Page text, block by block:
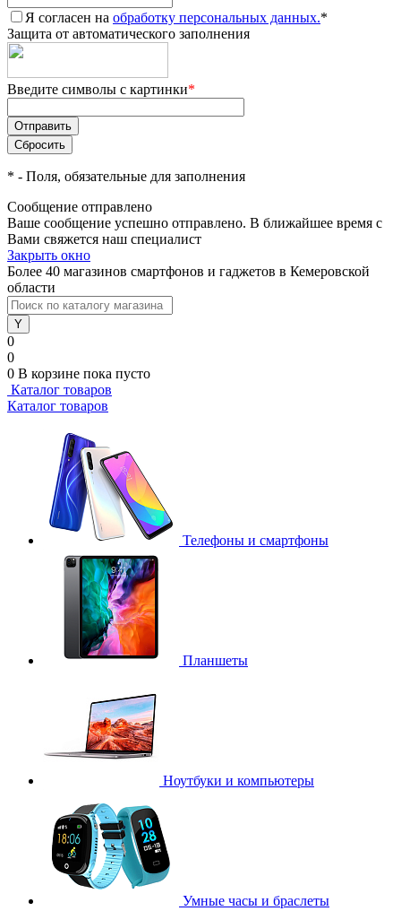
Я согласен на обработку персональных данных.*
Защита от автоматического заполнения
Введите символы с картинки*
* - Поля, обязательные для заполнения
Сообщение отправлено
Ваше сообщение успешно отправлено. В ближайшее время с
Вами свяжется наш специалист
Закрыть окно
Более 40 магазинов смартфонов и гаджетов в Кемеровской
области
0
0
0 В корзине пока пусто
Каталог товаров
Каталог товаров
Телефоны и смартфоны
Планшеты
Ноутбуки и компьютеры
Умные часы и браслеты